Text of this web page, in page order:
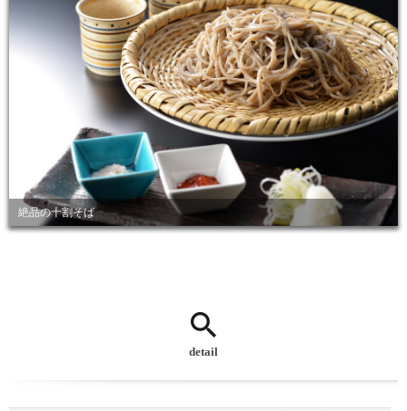
絶品の十割そば
detail